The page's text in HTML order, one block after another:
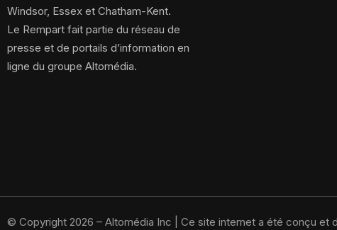
Windsor, Essex et Chatham-Kent.
Le Rempart fait partie du réseau de
presse et de portails d’information en
ligne du groupe Altomédia.
© Copyright 2026 – Altomédia Inc | Ce site internet a été conçu et